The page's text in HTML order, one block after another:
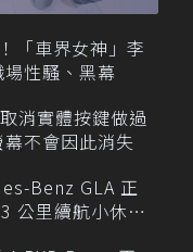
「車界女神」李
性騷、黑幕
消實體按鍵做過
不會因此消失
Benz GLA 正
公里續航小休